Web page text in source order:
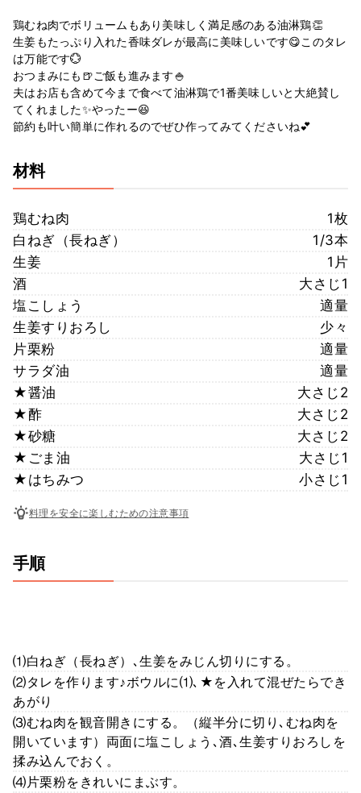
鶏むね肉でボリュームもあり美味しく満足感のある油淋鶏👏
生姜もたっぷり入れた香味ダレが最高に美味しいです😋このタレ
は万能です💮
おつまみにも🍺ご飯も進みます🍚
夫はお店も含めて今まで食べて油淋鶏で1番美味しいと大絶賛し
てくれました✨やったー😆
節約も叶い簡単に作れるのでぜひ作ってみてくださいね💕
材料
鶏むね肉
1枚
白ねぎ（長ねぎ）
1/3本
生姜
1片
酒
大さじ1
塩こしょう
適量
生姜すりおろし
少々
片栗粉
適量
サラダ油
適量
★醤油
大さじ2
★酢
大さじ2
★砂糖
大さじ2
★ごま油
大さじ1
★はちみつ
小さじ1
料理を安全に楽しむための注意事項
手順
⑴白ねぎ（長ねぎ）､生姜をみじん切りにする。
⑵タレを作ります♪ボウルに⑴､★を入れて混ぜたらでき
あがり
⑶むね肉を観音開きにする。（縦半分に切り､むね肉を
開いています）両面に塩こしょう､酒､生姜すりおろしを
揉み込んでおく。
⑷片栗粉をきれいにまぶす。